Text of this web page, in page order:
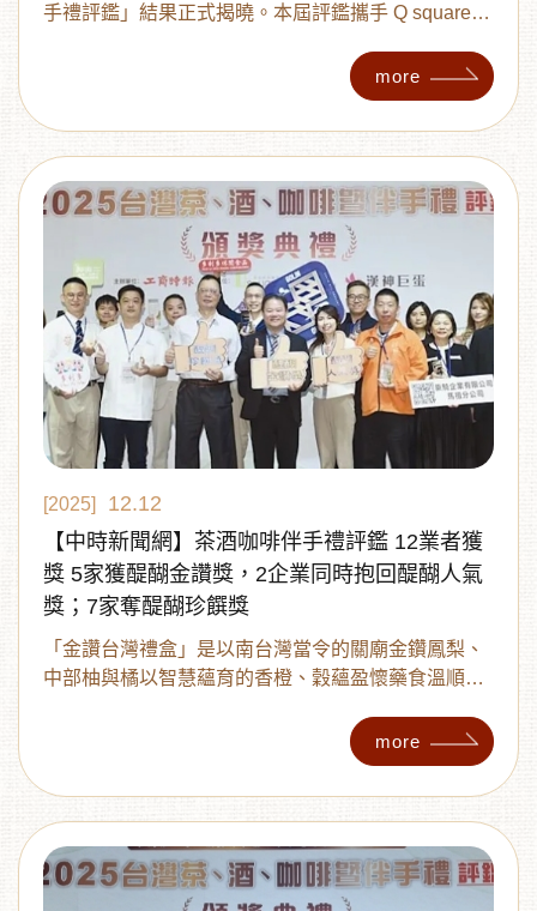
手禮評鑑」結果正式揭曉。本屆評鑑攜手 Q square
共同協辦，透過專業評審團嚴謹評選與消費者票選機
制，選出年度最具代表性的伴手禮品牌，頒發「醍醐
金讚獎」、「醍醐珍饌獎」與「醍醐人氣獎」三大最
高榮譽。
more
[2025]
12.12
【中時新聞網】茶酒咖啡伴手禮評鑑 12業者獲
獎 5家獲醍醐金讚獎，2企業同時抱回醍醐人氣
獎；7家奪醍醐珍饌獎
「金讚台灣禮盒」是以南台灣當令的關廟金鑽鳳梨、
中部柚與橘以智慧蘊育的香橙、穀蘊盈懷藥食溫順的
烘焙結合創新的茗賞。品茗體驗由清漸平轉厚，起自
香橙的清、決明子的溫、青仁黑豆的厚與金鑽鳳梨的
熟香為濃厚底蘊納進台灣水果風采。全盒可回收再製
循環利用。
more